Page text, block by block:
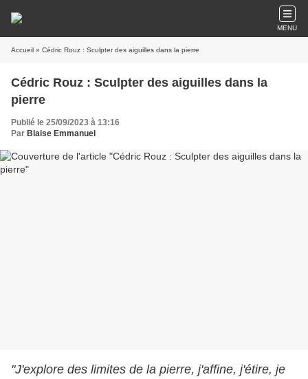
MENU
Accueil » Cédric Rouz : Sculpter des aiguilles dans la pierre
Cédric Rouz : Sculpter des aiguilles dans la
pierre
Publié le 25/09/2023 à 13:16
Par Blaise Emmanuel
"J'explore des limites de la pierre, j'affine, j'étire, je